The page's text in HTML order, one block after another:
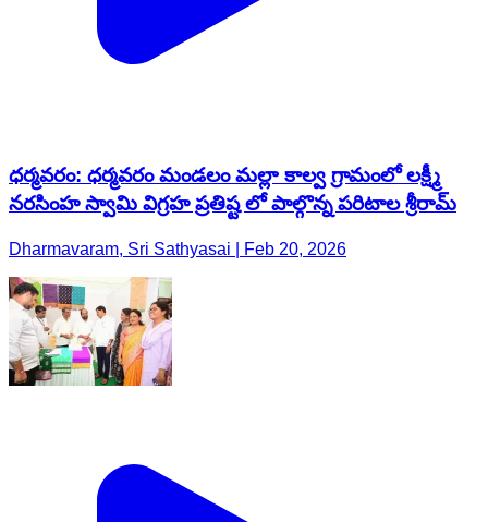
ధర్మవరం: ధర్మవరం మండలం మల్లా కాల్వ గ్రామంలో లక్ష్మీ
నరసింహ స్వామి విగ్రహ ప్రతిష్ట లో పాల్గొన్న పరిటాల శ్రీరామ్
Dharmavaram, Sri Sathyasai | Feb 20, 2026